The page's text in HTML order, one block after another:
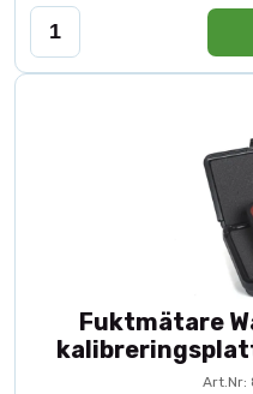
Fuktmätare